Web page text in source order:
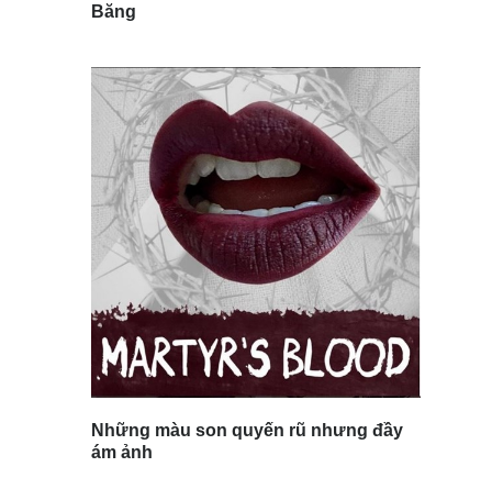
Băng
Những màu son quyến rũ nhưng đầy
ám ảnh